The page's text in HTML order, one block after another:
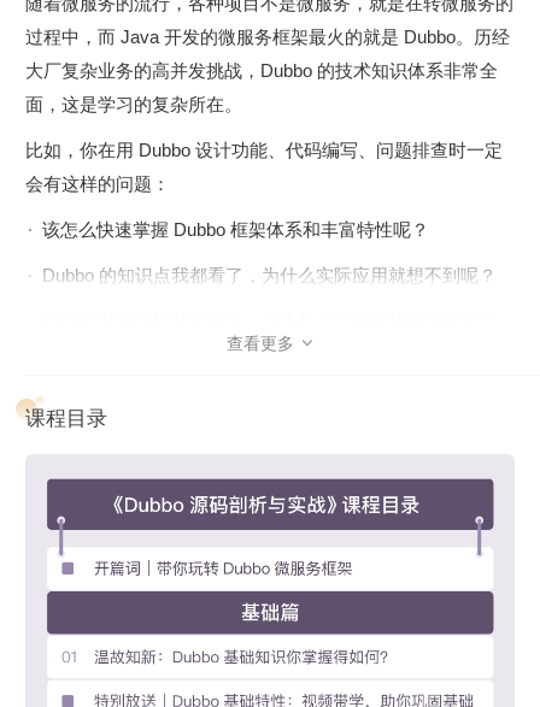
过程中，而 Java 开发的微服务框架最火的就是 Dubbo。历经
大厂复杂业务的高并发挑战，Dubbo 的技术知识体系非常全
面，这是学习的复杂所在。
比如，你在用 Dubbo 设计功能、代码编写、问题排查时一定
会有这样的问题：
该怎么快速掌握 Dubbo 框架体系和丰富特性呢？
Dubbo 的知识点我都看了，为什么实际应用就想不到呢？
何辉老师将结合自己丰富的 Dubbo 项目经历和培训经验，以
析，分析问题 -> 推导出需要的技术支撑，组合解决方案 -> 快
速有效地细化出落地方案，助你构建起 Dubbo 知识体系之
余，全方位提升问题解决能力。
课程设计
专栏分为 4 个模块：
如果你是初学者，掌握好基础篇就能应付日常开发实践；
查看更多 
课程目录